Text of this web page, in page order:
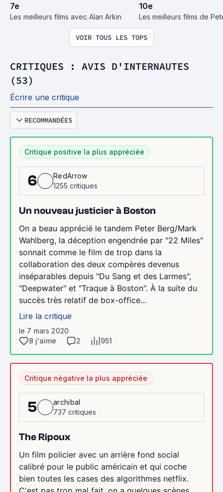
7e
Les meilleurs films avec Alan Arkin
10e
Les meilleurs films de
VOIR TOUS LES TOPS
CRITIQUES : AVIS D'INTERNAUTES
(53)
Écrire une critique
RECOMMANDÉES
Critique positive la plus appréciée
6
RedArrow
1255 critiques
Un nouveau justicier à Boston
On a beau apprécié le tandem Peter Berg/Mark
Wahlberg, la déception engendrée par "22 Miles"
sonnait comme le film de trop dans la
collaboration des deux compères devenus
inséparables depuis "Du Sang et des Larmes",
"Deepwater" et "Traque à Boston". À la suite du
succès très relatif de box-office...
Lire la critique
le 7 mars 2020
8 j'aime
2 951
Critique négative la plus appréciée
5
archibal
737 critiques
The Ripoux
Un film policier avec un arrière fond social
calibré pour le public américain et qui coche
bien toutes les cases des algorithmes netflix.